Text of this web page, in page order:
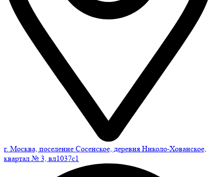
г. Москва, поселение Сосенское, деревня Николо-Хованское,
квартал № 3, вл1037с1